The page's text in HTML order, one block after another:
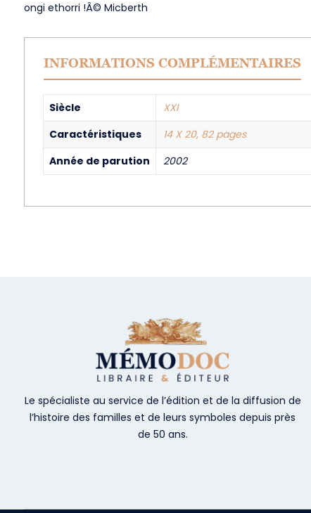
ongi ethorri !Â© Micberth
INFORMATIONS COMPLÉMENTAIRES
Siècle
XXI
Caractéristiques
14 X 20, 82 pages
Année de parution
2002
Le spécialiste au service de l’édition et de la diffusion de
l’histoire des familles et de leurs symboles depuis près
de 50 ans.